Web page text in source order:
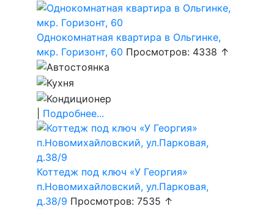
Однокомнатная квартира в Ольгинке,
мкр. Горизонт, 60 Просмотров: 4338 ↑
Подробнее...
Коттедж под ключ «У Георгия»
п.Новомихайловский, ул.Парковая,
д.38/9 Просмотров: 7535 ↑